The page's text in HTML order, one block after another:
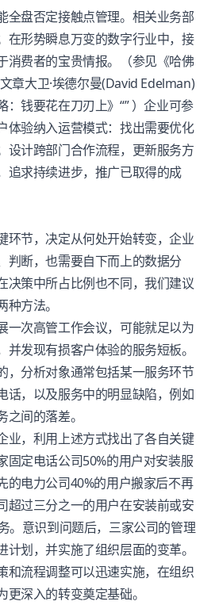
全盘否定接触点管理。相关业务部
在形势瞬息万变的数字行业中，接
消费者的宝贵情报。（参见《哈佛
章大卫·埃德尔曼(David Edelman)
：钱要花在刀刃上》“” ）企业可参
体验纳入运营模式：找出需要优化
设计跨部门合作流程，更新服务方
追求持续进步，推广已取得的成
环节，决定从何处开始转变，企业
判断，也需要自下而上的数据分
决策中所占比例也不同，我们建议
方法。
一次高管工作会议，可能就足以为
并发现有损客户体验的服务短板。
，分析对象通常包括某一服务环节
话，以及服务中的明显缺陷，例如
间的落差。
业，利用上述方式找出了各自关键
固定电话公司50%的用户对安装服
的电力公司40%的用户搬家后不再
超过三分之一的用户在安装前或安
。意识到问题后，三家公司的管理
划，并实施了组织层面的变革。
和流程调整可以迅速实施，在组织
深入的转变奠定基础。